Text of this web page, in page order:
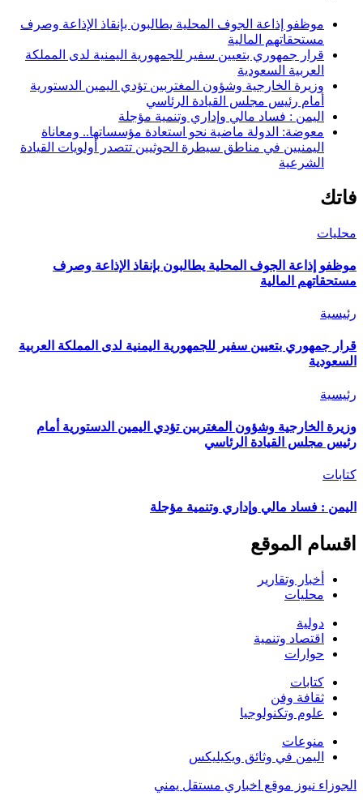
موظفو إذاعة الجوف المحلية يطالبون بإنقاذ الإذاعة وصرف
مستحقاتهم المالية
قرار جمهوري بتعيين سفير للجمهورية اليمنية لدى المملكة
العربية السعودية
وزيرة الخارجية وشؤون المغتربين تؤدي اليمين الدستورية
أمام رئيس مجلس القيادة الرئاسي
اليمن : فساد مالي وإداري وتنمية مؤجلة
معوضة: الدولة ماضية نحو استعادة مؤسساتها.. ومعاناة
اليمنيين في مناطق سيطرة الحوثيين تتصدر أولويات القيادة
الشرعية
فاتك
محليات
موظفو إذاعة الجوف المحلية يطالبون بإنقاذ الإذاعة وصرف
مستحقاتهم المالية
رئيسية
قرار جمهوري بتعيين سفير للجمهورية اليمنية لدى المملكة العربية
السعودية
رئيسية
وزيرة الخارجية وشؤون المغتربين تؤدي اليمين الدستورية أمام
رئيس مجلس القيادة الرئاسي
كتابات
اليمن : فساد مالي وإداري وتنمية مؤجلة
اقسام الموقع
أخبار وتقارير
محليات
دولية
اقتصاد وتنمية
حوارات
كتابات
ثقافة وفن
علوم وتكنولوجيا
منوعات
اليمن في وثائق ويكيليكس
الجوزاء نيوز موقع اخباري مستقل يمني